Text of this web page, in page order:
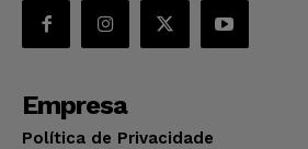
Empresa
Política de Privacidade